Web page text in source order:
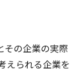
その企業の実際
えられる企業を